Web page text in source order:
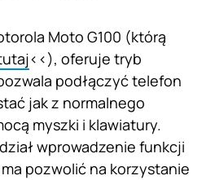
Moto G100 (którą
<<), oferuje tryb
podłączyć telefon
jak z normalnego
myszki i klawiatury.
wprowadzenie funkcji
ma pozwolić na korzystanie